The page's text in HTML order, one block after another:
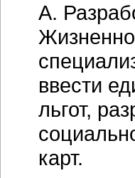
А.
ввести
льгот,
карт.